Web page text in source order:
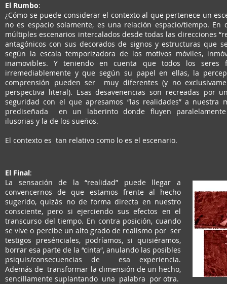
El Rumbo:
¿Cómo se puede considerar el contexto al que pertenece un
no es espacio solamente, es una relación espacio/tiempo. En
múltiples escenarios intercalados desde todas las direcciones
antagónicos con sus decorados de signos y estructuras que
según la escala temporizadora de los motivos móviles,
inamovibles. Y teniendo en cuenta que todos los seres
irremediablemente y que según su papel en ellas, la
comprensión pueden ser muy diferentes (y no
perspectiva literal). Esas desavenencias son recreadas por
seguridad con el que apresamos “las realidades” a nuestra
prediseñada en un laberinto donde fluyen
ilusorias y la de los sueños.
El contexto es tan relativo como lo es el escenario.
El Final:
La sensación de la “realidad” puede llegar a
convencernos de que estamos frente al hecho
sugerido, quizás no de forma directa en nuestro
consciente, pero si ejerciendo sus efectos en el
transcurso del tiempo. En contra posición, cuando
se vive o percibe un alto grado de realismo por ser
testigos presénciales, podríamos, si quisiéramos,
borrar esa parte de la “cinta“, anulando las posibles
psiquis/consecuencias de esa experiencia.
Además de transformar la dimensión de un hecho,
sencillamente suplantando una palabra por otra.